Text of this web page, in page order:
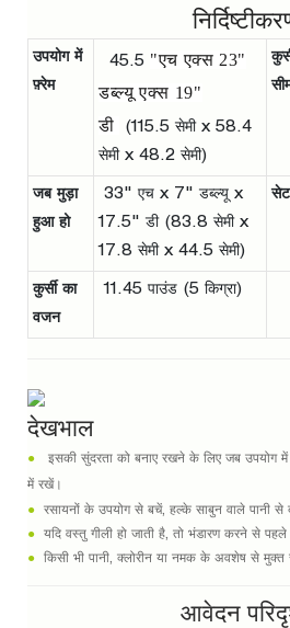
उपयोग में
फ़्रेम
45.5 "एच एक्स 23"
डब्ल्यू एक्स 19"
डी
(115.5 सेमी x 58.4
सेमी x 48.2 सेमी)
जब मुड़ा
हुआ हो
33" एच x 7" डब्ल्यू x
17.5" डी (83.8 सेमी x
17.8 सेमी x 44.5 सेमी)
कुर्सी का
वजन
11.45 पाउंड (5 किग्रा)
देखभाल
●
इसकी सुंदरता को बनाए रखने के लिए जब उपयोग
में रखें।
● रसायनों के उपयोग से बचें, हल्के साबुन वाले पानी से
● यदि वस्तु गीली हो जाती है, तो भंडारण करने से
● किसी भी पानी, क्लोरीन या नमक के अवशेष से मुक्त
आवेदन